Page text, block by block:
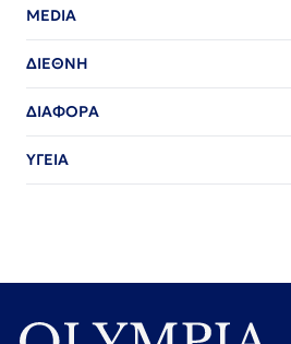
MEDIA
ΔΙΕΘΝΗ
ΔΙΑΦΟΡΑ
ΥΓΕΙΑ